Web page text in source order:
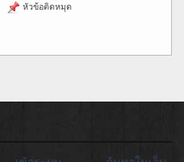
หัวข้อติดหมุด